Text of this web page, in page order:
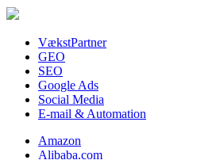
VækstPartner
GEO
SEO
Google Ads
Social Media
E-mail & Automation
Amazon
Alibaba.com